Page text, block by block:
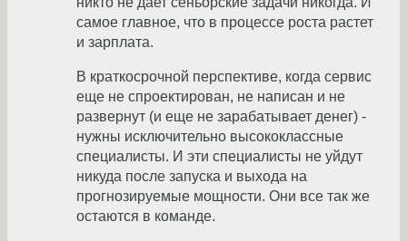
самое главное, что в процессе роста растет
и зарплата.
В краткосрочной перспективе, когда сервис
еще не спроектирован, не написан и не
развернут (и еще не зарабатывает денег) -
нужны исключительно высококлассные
специалисты. И эти специалисты не уйдут
никуда после запуска и выхода на
прогнозируемые мощности. Они все так же
остаются в команде.